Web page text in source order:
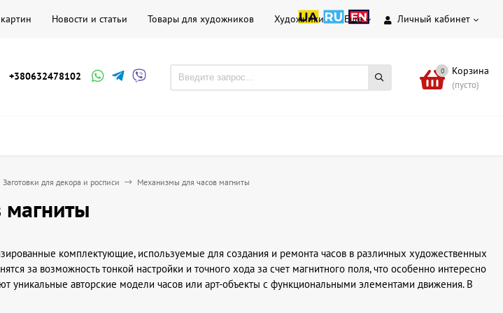
Личный кабинет
Новости и статьи Товары для художников Художники Еще
+380632478102 0 Корзина
(пусто)
Заготовки для декора и росписи Механизмы для часов магниты
комплектующие, используемые для создания и ремонта часов в различных художественных
за возможность тонкой настройки и точного хода за счет магнитного поля, что особенно интересно
уникальные авторские модели часов или арт-объекты с функциональными элементами движения. В
магнитов и деталей, подходящих для сборки настенных, настольных или интерьерных часов.